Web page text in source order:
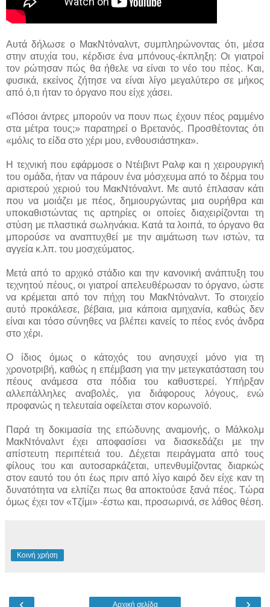
Αυτά δήλωσε ο ΜακΝτόναλντ, συμπληρώνοντας ότι, μέσα
στην ατυχία του, κέρδισε ένα μπόνους-έκπληξη: Οι γιατροί
τον ρώτησαν πώς θα ήθελε να είναι το νέο του πέος. Και,
φυσικά, εκείνος ζήτησε να είναι λίγο μεγαλύτερο σε μήκος
από ό,τι ήταν το όργανο που είχε χάσει.
«Πόσοι άντρες μπορούν να πουν πως έχουν πέος ραμμένο
στα μέτρα τους;» παρατηρεί ο Βρετανός. Προσθέτοντας ότι
«μόλις το είδα στο χέρι μου, ενθουσιάστηκα».
Η τεχνική που εφάρμοσε ο Ντέιβιντ Ραλφ και η χειρουργική
του ομάδα, ήταν να πάρουν ένα μόσχευμα από το δέρμα του
αριστερού χεριού του ΜακΝτόναλντ. Με αυτό έπλασαν κάτι
που να μοιάζει με πέος, δημιουργώντας μια ουρήθρα και
υποκαθιστώντας τις αρτηρίες οι οποίες διαχειρίζονται τη
στύση με πλαστικά σωληνάκια. Κατά τα λοιπά, το όργανο θα
μπορούσε να αναπτυχθεί με την αιμάτωση των ιστών, τα
αγγεία κ.λπ. του μοσχεύματος.
Μετά από το αρχικό στάδιο και την κανονική ανάπτυξη του
τεχνητού πέους, οι γιατροί απελευθέρωσαν το όργανο, ώστε
να κρέμεται από τον πήχη του ΜακΝτόναλντ. Το στοιχείο
αυτό προκάλεσε, βέβαια, μια κάποια αμηχανία, καθώς δεν
είναι και τόσο σύνηθες να βλέπει κανείς το πέος ενός άνδρα
στο χέρι.
Ο ίδιος όμως ο κάτοχός του ανησυχεί μόνο για τη
χρονοτριβή, καθώς η επέμβαση για την μετεγκατάσταση του
πέους ανάμεσα στα πόδια του καθυστερεί. Υπήρξαν
αλλεπάλληλες αναβολές, για διάφορους λόγους, ενώ
προφανώς η τελευταία οφείλεται στον κορωνοϊό.
Παρά τη δοκιμασία της επώδυνης αναμονής, ο Μάλκολμ
ΜακΝτόναλντ έχει αποφασίσει να διασκεδάζει με την
απίστευτη περιπέτειά του. Δέχεται πειράγματα από τους
φίλους του και αυτοσαρκάζεται, υπενθυμίζοντας διαρκώς
στον εαυτό του ότι έως πριν από λίγο καιρό δεν είχε καν τη
δυνατότητα να ελπίζει πως θα αποκτούσε ξανά πέος. Τώρα
όμως έχει τον «Τζίμι» -έστω και, προσωρινά, σε λάθος θέση.
Κοινή χρήση
‹ ›
Αρχική σελίδα